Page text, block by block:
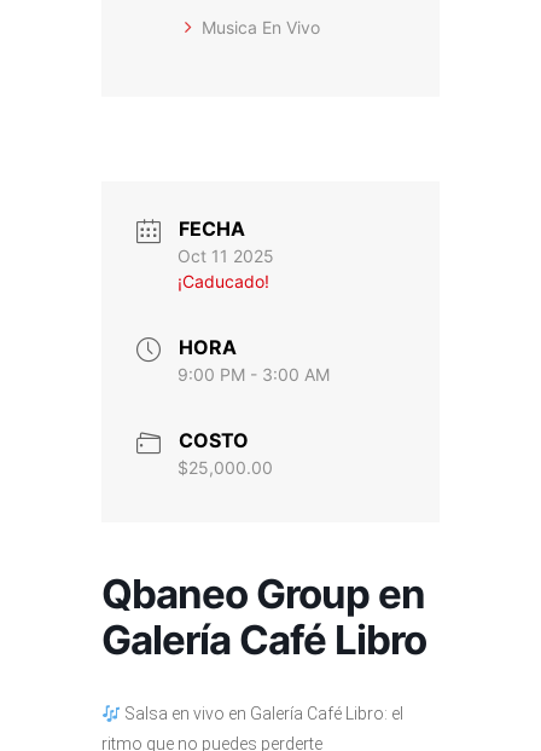
Musica En Vivo
FECHA
Oct 11 2025
¡Caducado!
HORA
9:00 PM - 3:00 AM
COSTO
$25,000.00
Qbaneo Group en
Galería Café Libro
Salsa en vivo en Galería Café Libro: el
ritmo que no puedes perderte